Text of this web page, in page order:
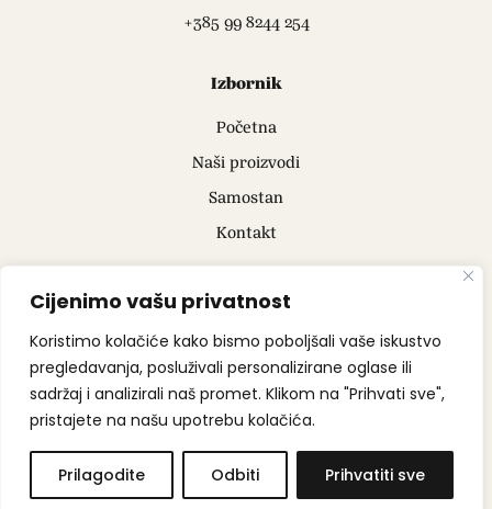
Cijenimo vašu privatnost
Koristimo kolačiće kako bismo poboljšali vaše iskustvo
pregledavanja, posluživali personalizirane oglase ili
sadržaj i analizirali naš promet. Klikom na "Prihvati sve",
pristajete na našu upotrebu kolačića.
Prilagodite Odbiti Prihvatiti sve
+385 99 8244 254
Izbornik
Početna
Naši proizvodi
Samostan
Kontakt
Ostalo
Politika privatnosti
Uvjeti korištenja
Sva prava pridržana © 2026 Benemir